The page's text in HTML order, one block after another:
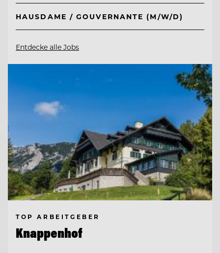
HAUSDAME / GOUVERNANTE (M/W/D)
Entdecke alle Jobs
TOP ARBEITGEBER
Knappenhof